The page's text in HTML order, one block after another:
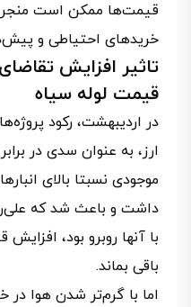
قیمت‌ها ممکن است منجر
خریدهای احتیاطی و
تاثیر افزایش
قیمت لوله سیاه
در اردیبهشت، رکود
ارز، به عنوان سدی در
موجودی نسبتا بالای
داشت و باعث شد که
با آنها روبرو بود،
باقی بماند.
اما با گرم‌تر شدن هوا در